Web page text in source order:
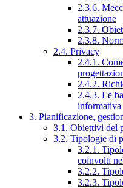
2.3.6.
attuazione
2.3.7.
2.3.8.
2.4. Privacy
2.4.1.
2.4.2.
2.4.3. Le
3. Pianificazione,
3.1. Obiettivi del
3.2. Tipologie di
3.2.1.
coinvolti
3.2.2.
3.2.3.